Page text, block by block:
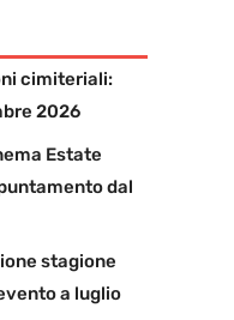
cimiteriali:
2026
Estate
dal
stagione
a luglio